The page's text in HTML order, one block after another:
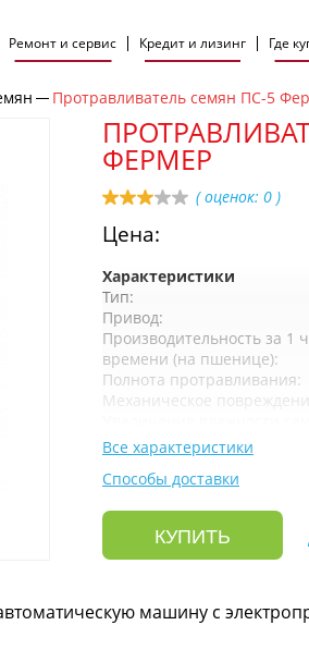
Ремонт и сервис Кредит и лизинг Где
Протравливатель семян ПС-5
ФЕРМЕР
( оценок: 0 )
Цена:
Характеристики
Тип:
Привод:
Производительность за 1
времени (на пшенице):
Полнота протравливания:
Механическое
Все характеристики
Способы доставки
КУПИТЬ
машину с